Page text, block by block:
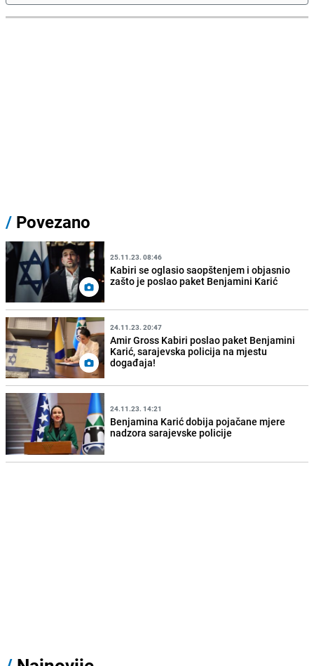
/ Povezano
25.11.23. 08:46
Kabiri se oglasio saopštenjem i objasnio
zašto je poslao paket Benjamini Karić
24.11.23. 20:47
Amir Gross Kabiri poslao paket Benjamini
Karić, sarajevska policija na mjestu
događaja!
24.11.23. 14:21
Benjamina Karić dobija pojačane mjere
nadzora sarajevske policije